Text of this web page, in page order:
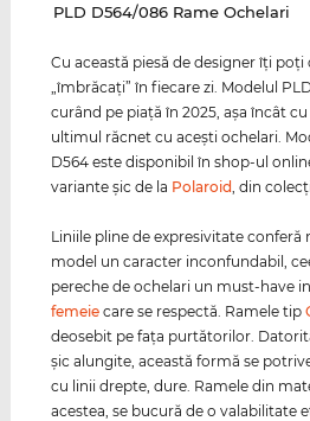
‌PLD D564/086 Rame Ochelari
Cu această piesă de designer îţi
„îmbrăcaţi” în fiecare zi. Modelul
curând pe piaţă în 2025, aşa încât
ultimul răcnet cu aceşti ochelari.
D564 este disponibil în shop-ul
variante şic de la Polaroid , din
Liniile pline de expresivitate conferă
model un caracter inconfundabil,
pereche de ochelari un must-have
femeie care se respectă. Ramele tip
deosebit pe faţa purtătorilor.
şic alungite, această formă se
cu linii drepte, dure. Ramele din
acestea, se bucură de o valabilitate